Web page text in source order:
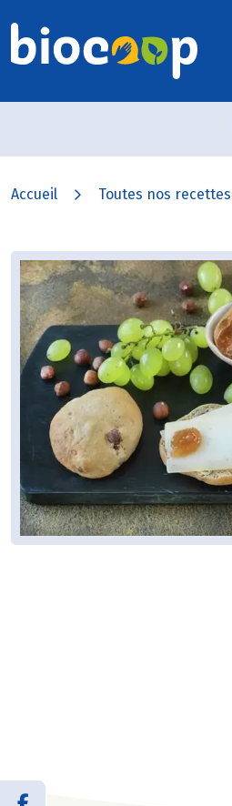
Accueil Toutes nos recettes